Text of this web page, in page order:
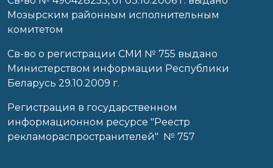
Мозырским районным исполнительным
комитетом
Св-во о регистрации СМИ № 755 выдано
Министерством информации Республики
Беларусь 29.10.2009 г.
Регистрация в государственном
информационном ресурсе "Реестр
рекламораспространителей" № 757